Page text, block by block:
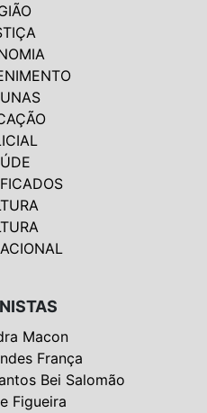
Macon
França
Bei Salomão
Figueira